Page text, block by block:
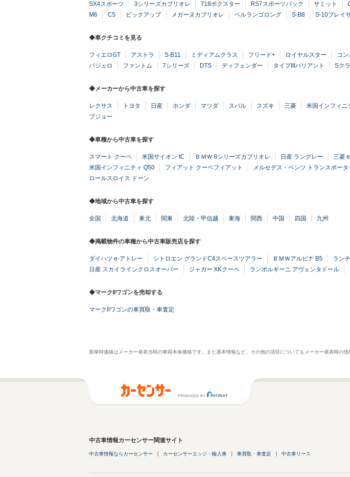
SX4スポーツ 3シリーズカブリオレ 718ボクスター RS7スポーツバック サミット
M6
C5 ピックアップ メガーヌカブリオレ ベルランゴロング S-B8 S-10ブレイ
◆車クチコミを見る
フィエロGT アストラ S-B11 ミディアムクラス フリード+ ロイヤルスター コン
パジェロ
ファントム 7シリーズ DTS ディフェンダー タイプIIIバリアント Sク
◆メーカーから中古車を探す
レクサス トヨタ 日産 ホンダ マツダ スバル スズキ 三菱 米国インフィニ
プジョー
◆車種から中古車を探す
スマート クーペ 米国サイオン tC ＢＭＷ 8シリーズカブリオレ 日産 ラングレー 三菱
米国インフィニティ Q50
フィアット クーペフィアット メルセデス・ベンツ トランスポータ
ロールスロイス ドーン
◆地域から中古車を探す
全国 北海道 東北 関東 北陸・甲信越 東海 関西 中国 四国 九州
◆掲載物件の車種から中古車販売店を探す
ダイハツ e-アトレー シトロエン グランドC4スペースツアラー ＢＭＷアルピナ B5 ラン
日産 スカイラインクロスオーバー
ジャガー XKクーペ ランボルギーニ アヴェンタドール
◆マークIIワゴンを売却する
マークIIワゴンの車買取・車査定
新車時価格はメーカー発表当時の車両本体価格です。また基本情報など、その他の項目についてもメーカー発表時の情
中古車情報カーセンサー関連サイト
中古車情報ならカーセンサー カーセンサーエッジ・輸入車 車買取・車査定 中古車リース